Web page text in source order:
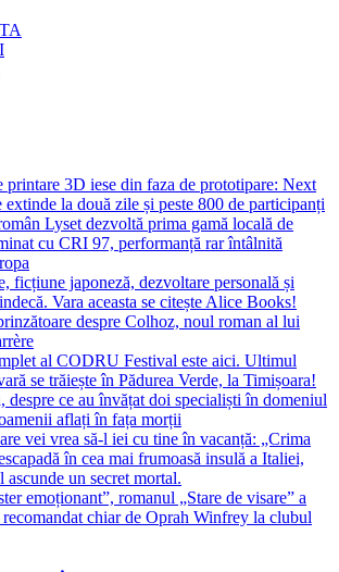
printare 3D iese din faza de prototipare: Next
extinde la două zile și peste 800 de participanți
Lyset dezvoltă prima gamă locală de
cu CRI 97, performanță rar întâlnită
ficțiune japoneză, dezvoltare personală și
Vara aceasta se citește Alice Books!
despre Colhoz, noul roman al lui
al CODRU Festival este aici. Ultimul
se trăiește în Pădurea Verde, la Timișoara!
despre ce au învățat doi specialiști în domeniul
aflați în fața morții
vei vrea să-l iei cu tine în vacanță: „Crima
în cea mai frumoasă insulă a Italiei,
ascunde un secret mortal.
emoționant”, romanul „Stare de visare” a
recomandat chiar de Oprah Winfrey la clubul